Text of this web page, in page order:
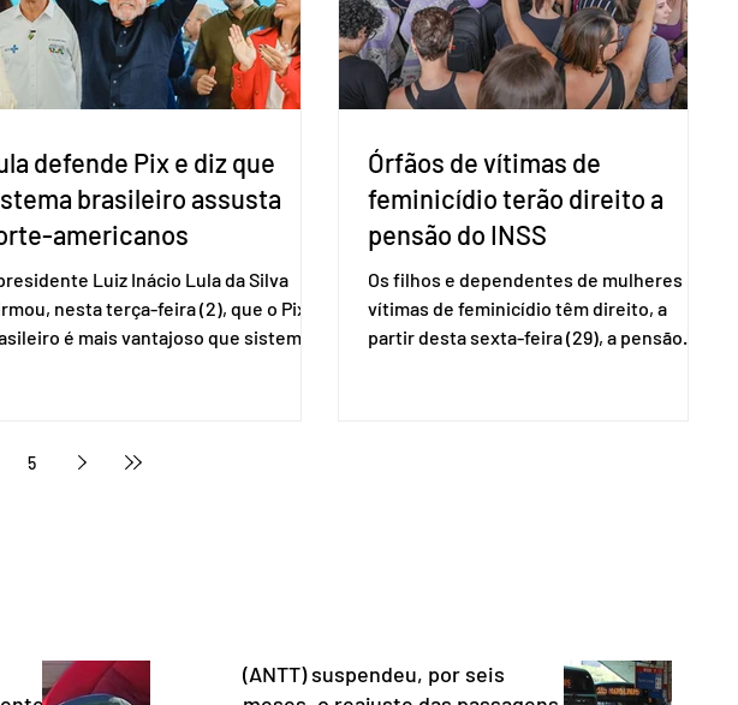
Corte, ministro Kássio Nunes Marques,
voltará a explic
defende Pix e diz que
brasileiro assusta
americanos
Luiz Inácio Lula da Silva
nesta terça-feira (2), que o Pix
é mais vantajoso que sistemas
destacou as vantagens da
Órfãos de vítimas de
feminicídio terão direito a
pensão do INSS
Os filhos e dependentes de mulheres
vítimas de feminicídio têm direito, a
partir desta sexta-feira (29), a pensão
5
(ANTT) suspendeu, por seis